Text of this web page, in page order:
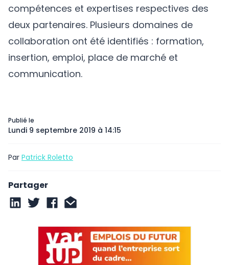
Publié le
Lundi 9 septembre 2019 à 14:15
Par Patrick Roletto
Partager
compétences et expertises respectives des
deux partenaires. Plusieurs domaines de
collaboration ont été identifiés : formation,
insertion, emploi, place de marché et
communication.